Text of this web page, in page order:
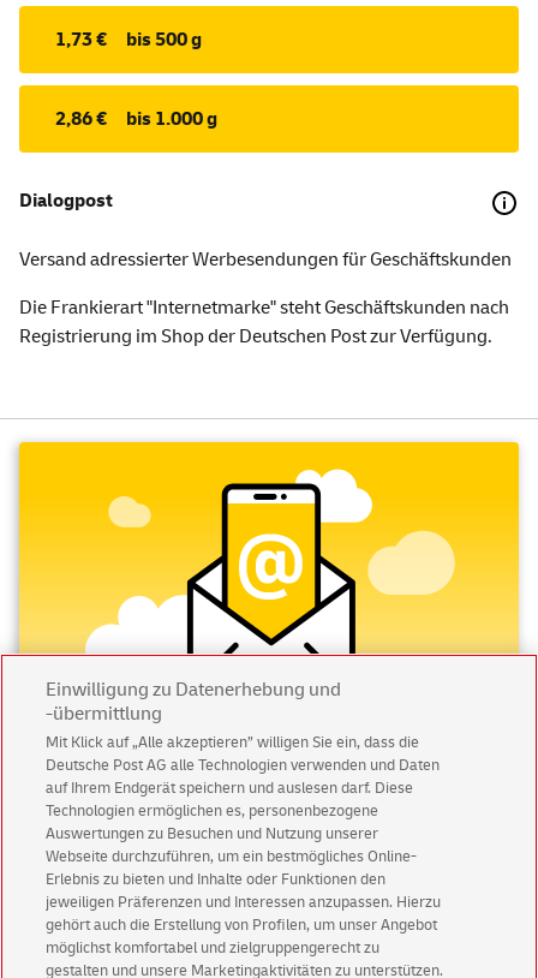
1,73 € bis 500 g
2,86 € bis 1.000 g
Dialogpost
Versand adressierter Werbesendungen für Geschäftskunden
Die Frankierart "Internetmarke" steht Geschäftskunden nach
Registrierung im Shop der Deutschen Post zur Verfügung.
Abonnieren Sie unseren Newsletter
Immer informiert über exklusive Angebote und
Aktionen - jetzt mit Vorteil
Privatkundensichern sich einen5 € Gutschein
für POSTSCAN!
Geschäftskundenerhalten einen5 € Gutschein
Einwilligung zu Datenerhebung und
-übermittlung
Mit Klick auf „Alle akzeptieren” willigen Sie ein, dass die
Deutsche Post AG alle Technologien verwenden und Daten
auf Ihrem Endgerät speichern und auslesen darf. Diese
Technologien ermöglichen es, personenbezogene
Auswertungen zu Besuchen und Nutzung unserer
Webseite durchzuführen, um ein bestmögliches Online-
Erlebnis zu bieten und Inhalte oder Funktionen den
jeweiligen Präferenzen und Interessen anzupassen. Hierzu
gehört auch die Erstellung von Profilen, um unser Angebot
möglichst komfortabel und zielgruppengerecht zu
gestalten und unsere Marketingaktivitäten zu unterstützen.